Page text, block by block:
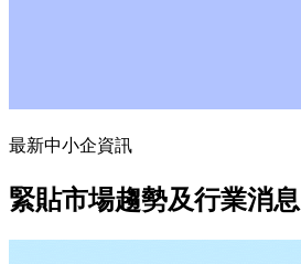
最新中小企資訊
緊貼市場趨勢及行業消息